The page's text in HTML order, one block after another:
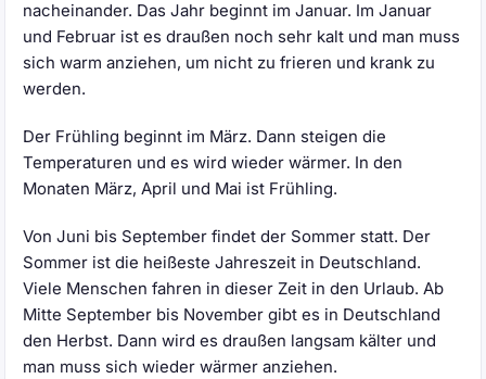
nacheinander. Das Jahr beginnt im Januar. Im Januar
und Februar ist es draußen noch sehr kalt und man muss
sich warm anziehen, um nicht zu frieren und krank zu
werden.
Der Frühling beginnt im März. Dann steigen die
Temperaturen und es wird wieder wärmer. In den
Monaten März, April und Mai ist Frühling.
Von Juni bis September findet der Sommer statt. Der
Sommer ist die heißeste Jahreszeit in Deutschland.
Viele Menschen fahren in dieser Zeit in den Urlaub. Ab
Mitte September bis November gibt es in Deutschland
den Herbst. Dann wird es draußen langsam kälter und
man muss sich wieder wärmer anziehen.